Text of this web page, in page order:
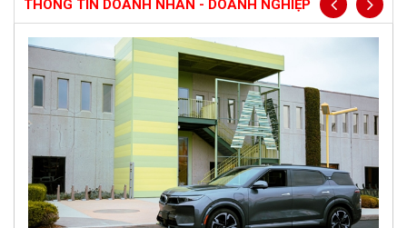
THÔNG TIN DOANH NHÂN - DOANH NGHIỆP